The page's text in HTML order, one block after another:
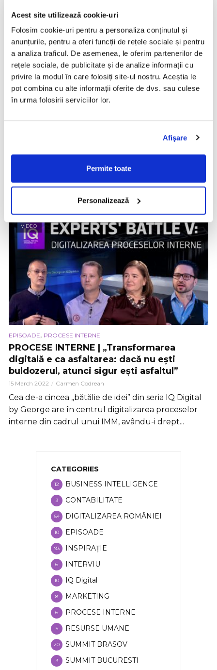
Acest site utilizează cookie-uri
Folosim cookie-uri pentru a personaliza conținutul și
anunțurile, pentru a oferi funcții de rețele sociale și pentru
a analiza traficul. De asemenea, le oferim partenerilor de
rețele sociale, de publicitate și de analize informații cu
privire la modul în care folosiți site-ul nostru. Aceștia le
pot combina cu alte informații oferite de dvs. sau culese
în urma folosirii serviciilor lor.
Afişare
Permite toate
Personalizează
PROCESE INTERNE
PROCESE INTERNE | Bogdan Năforniță,
oameni pentru proiecte de transformare
Introducerea manuală a datelor din facturi este
una dintre cele mai păguboase activități din
interiorul unei companii, atrage atenția - într-un
VIDEO
EPISOADE, PROCESE INTERNE
PROCESE INTERNE | „Transformarea
digitală e ca asfaltarea: dacă nu ești
buldozerul, atunci sigur ești asfaltul”
15 March 2022 Carmen Codrean
Cea de-a cincea „bătălie de idei” din seria IQ Digital
by George are în centrul digitalizarea proceselor
interne din cadrul unui IMM, avându-i drept...
CATEGORIES
BUSINESS INTELLIGENCE
12
CONTABILITATE
3
DIGITALIZAREA ROMÂNIEI
54
EPISOADE
10
INSPIRAȚIE
93
INTERVIU
6
IQ Digital
10
MARKETING
8
PROCESE INTERNE
6
RESURSE UMANE
5
SUMMIT BRASOV
20
SUMMIT BUCURESTI
3